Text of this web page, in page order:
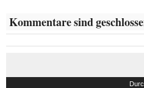
Kommentare sind